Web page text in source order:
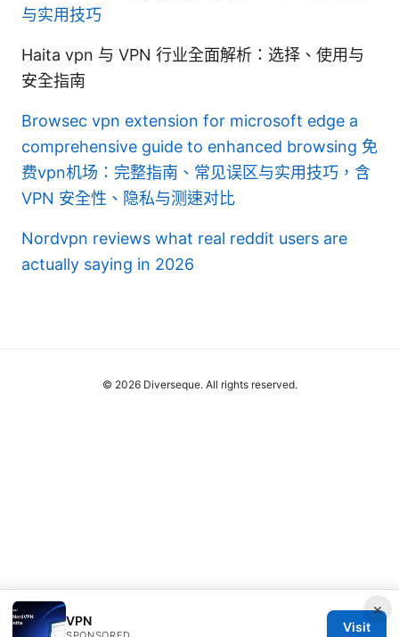
与实用技巧
Haita vpn 与 VPN 行业全面解析：选择、使用与
安全指南
Browsec vpn extension for microsoft edge a
comprehensive guide to enhanced browsing 免
费vpn机场：完整指南、常见误区与实用技巧，含
VPN 安全性、隐私与测速对比
Nordvpn reviews what real reddit users are
actually saying in 2026
×
VPN Visit
© 2026 Diverseque. All rights reserved.